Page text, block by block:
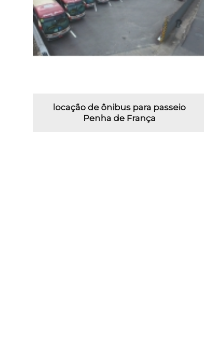
locação de ônibus para passeio
Penha de França